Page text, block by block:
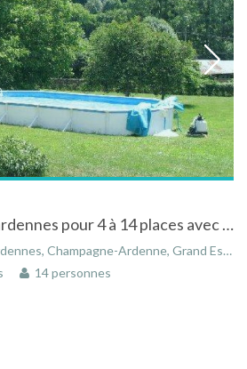
Gites à Francheval ardennes pour 4 à 14 places avec piscine à la campagne
Champagne-Ardenne, Grand Est, France
14 personnes